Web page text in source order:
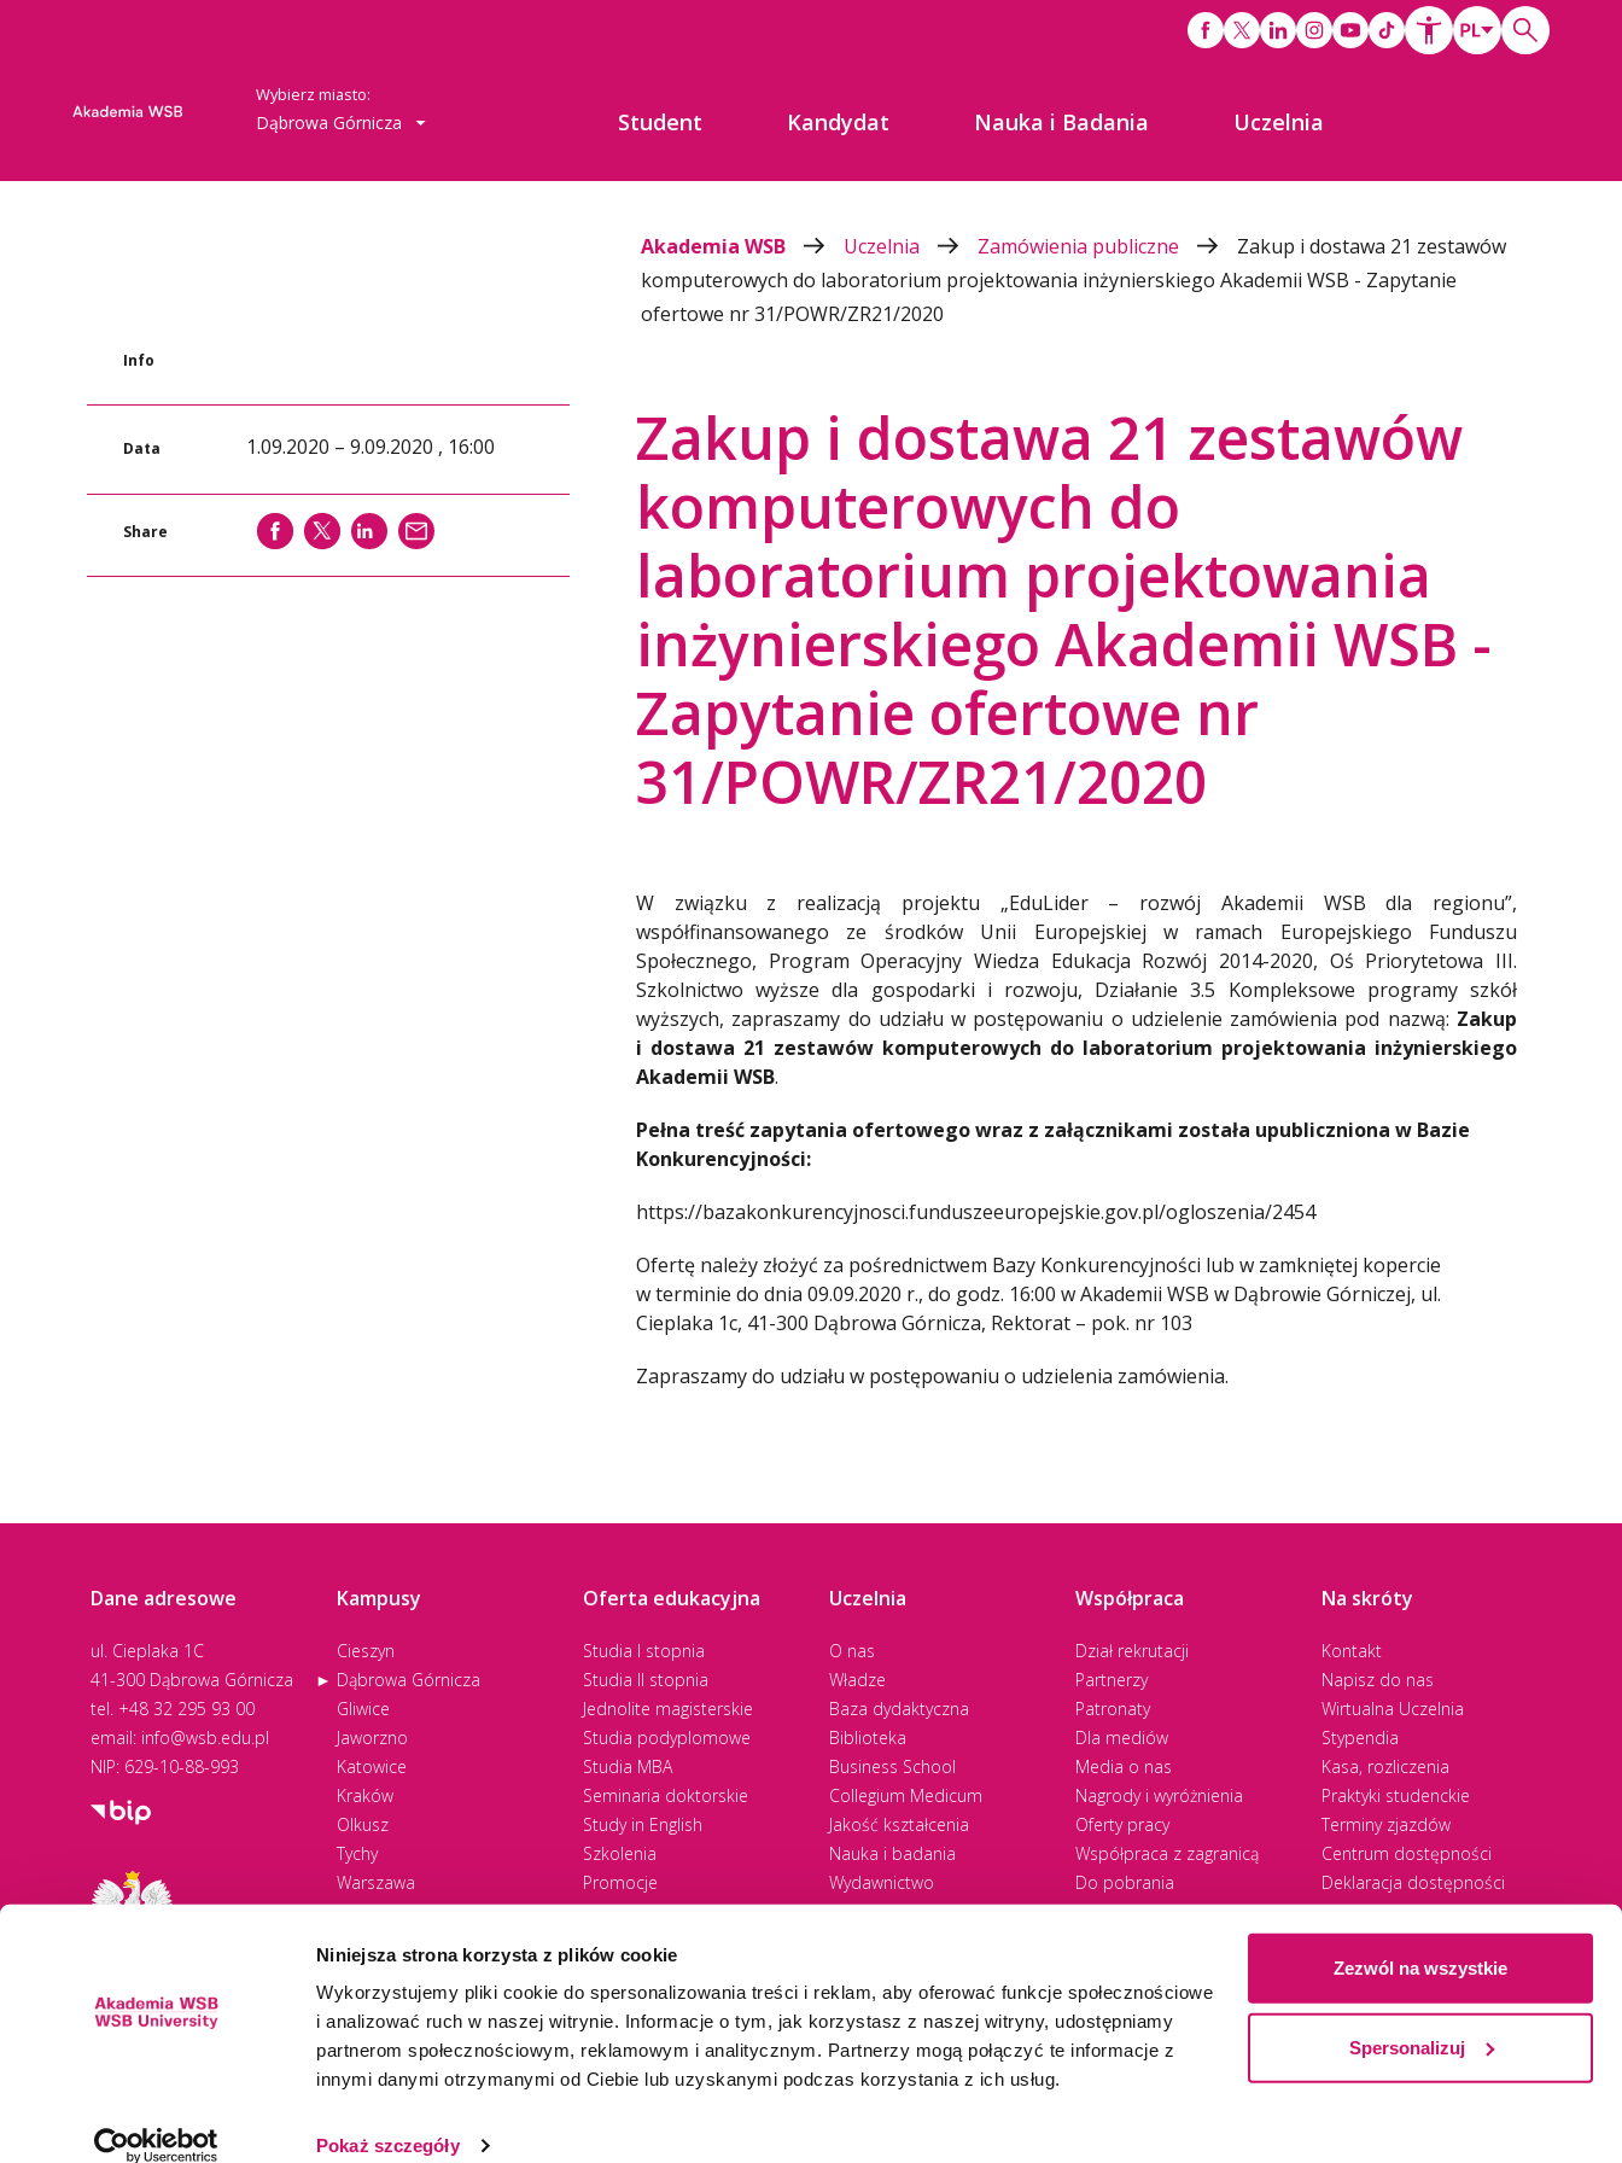
Niniejsza strona korzysta z plików cookie
Wykorzystujemy pliki cookie do spersonalizowania treści i reklam, aby oferować funkcje społecznościowe
i analizować ruch w naszej witrynie. Informacje o tym, jak korzystasz z naszej witryny, udostępniamy
partnerom społecznościowym, reklamowym i analitycznym. Partnerzy mogą połączyć te informacje z
innymi danymi otrzymanymi od Ciebie lub uzyskanymi podczas korzystania z ich usług.
Pokaż szczegóły
Zezwól na wszystkie
Spersonalizuj
Wybierz miasto:
Dąbrowa Górnicza Student Kandydat Nauka i Badania Uczelnia
Akademia WSB Uczelnia Zamówienia publiczne
Zakup i dostawa 21 zestawów
komputerowych do laboratorium projektowania inżynierskiego Akademii WSB - Zapytanie
ofertowe nr 31/POWR/ZR21/2020
Info
Data 1.09.2020 – 9.09.2020 , 16:00
Share SHARE SHARE SHARE
Zakup i dostawa 21 zestawów
komputerowych do
laboratorium projektowania
inżynierskiego Akademii WSB -
Zapytanie ofertowe nr
31/POWR/ZR21/2020
W związku z realizacją projektu „EduLider – rozwój Akademii WSB dla regionu”,
współfinansowanego ze środków Unii Europejskiej w ramach Europejskiego Funduszu
Społecznego, Program Operacyjny Wiedza Edukacja Rozwój 2014-2020, Oś Priorytetowa III.
Szkolnictwo wyższe dla gospodarki i rozwoju, Działanie 3.5 Kompleksowe programy szkół
wyższych, zapraszamy do udziału w postępowaniu o udzielenie zamówienia pod nazwą: Zakup
i dostawa 21 zestawów komputerowych do laboratorium projektowania inżynierskiego
Akademii WSB.
Pełna treść zapytania ofertowego wraz z załącznikami została upubliczniona w Bazie
Konkurencyjności:
https://bazakonkurencyjnosci.funduszeeuropejskie.gov.pl/ogloszenia/2454
Ofertę należy złożyć za pośrednictwem Bazy Konkurencyjności lub w zamkniętej kopercie
w terminie do dnia 09.09.2020 r., do godz. 16:00 w Akademii WSB w Dąbrowie Górniczej, ul.
Cieplaka 1c, 41-300 Dąbrowa Górnicza, Rektorat – pok. nr 103
Zapraszamy do udziału w postępowaniu o udzielenia zamówienia.
Dane adresowe
ul. Cieplaka 1C
41-300 Dąbrowa Górnicza
tel. +48 32 295 93 00
email: info@wsb.edu.pl
NIP: 629-10-88-993
Kampusy
Cieszyn
Dąbrowa Górnicza
Gliwice
Jaworzno
Katowice
Kraków
Olkusz
Tychy
Warszawa
Zawiercie
Oferta edukacyjna
Studia I stopnia
Studia II stopnia
Jednolite magisterskie
Studia podyplomowe
Studia MBA
Seminaria doktorskie
Study in English
Szkolenia
Promocje
Zasady rekrutacji
Uczelnia
O nas
Władze
Baza dydaktyczna
Biblioteka
Business School
Collegium Medicum
Jakość kształcenia
Nauka i badania
Wydawnictwo
Zrównoważony rozwój
Współpraca
Dział rekrutacji
Partnerzy
Patronaty
Dla mediów
Media o nas
Nagrody i wyróżnienia
Oferty pracy
Współpraca z zagranicą
Do pobrania
Na skróty
Kontakt
Napisz do nas
Wirtualna Uczelnia
Stypendia
Kasa, rozliczenia
Praktyki studenckie
Terminy zjazdów
Centrum dostępności
Deklaracja dostępności
RODO
Ⓒ 2026 Akademia WSBWSB University